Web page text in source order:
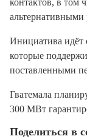
контактов, в том
Инициатива идёт
которые
поставленными
Гватемала
300 МВт
Поделиться в